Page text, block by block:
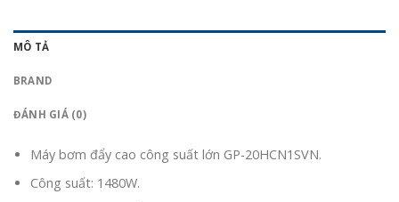
MÔ TẢ
BRAND
ĐÁNH GIÁ (0)
Máy bơm đẩy cao công suất lớn GP-20HCN1SVN.
Công suất: 1480W.